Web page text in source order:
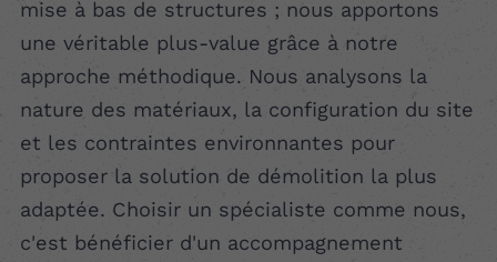
mise à bas de structures ; nous apportons
une véritable plus-value grâce à notre
approche méthodique. Nous analysons la
nature des matériaux, la configuration du site
et les contraintes environnantes pour
proposer la solution de démolition la plus
adaptée. Choisir un spécialiste comme nous,
c'est bénéficier d'un accompagnement